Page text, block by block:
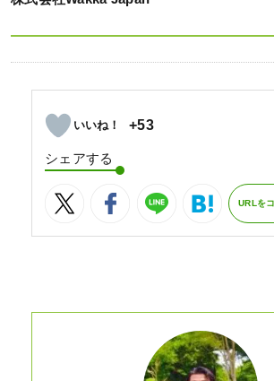
+53
シェアする
URLを